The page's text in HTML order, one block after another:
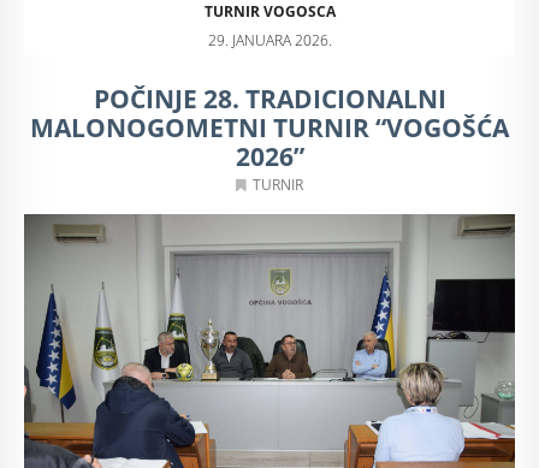
TURNIR VOGOSCA
29. JANUARA 2026.
POČINJE 28. TRADICIONALNI
MALONOGOMETNI TURNIR “VOGOŠĆA
2026”
TURNIR